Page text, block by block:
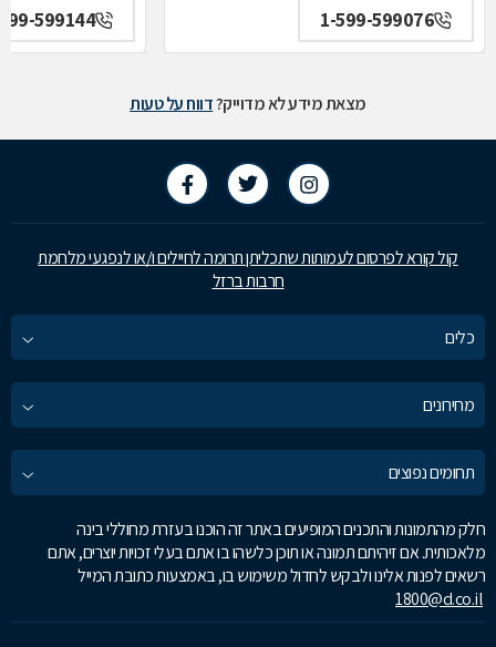
1-599-599076
599144
מצאת מידע לא מדוייק?דווח על טעות
קול קורא לפרסום לעמותות שתכליתן תרומה לחיילים ו/או לנפגעי מלחמת
חרבות ברזל
כלים
מחירונים
תחומים נפוצים
חלק מהתמונות והתכנים המופיעים באתר זה הוכנו בעזרת מחוללי בינה
מלאכותית. אם זיהיתם תמונה או תוכן כלשהו בו אתם בעלי זכויות יוצרים, אתם
רשאים לפנות אלינו ולבקש לחדול משימוש בו, באמצעות כתובת המייל
1800@d.co.il